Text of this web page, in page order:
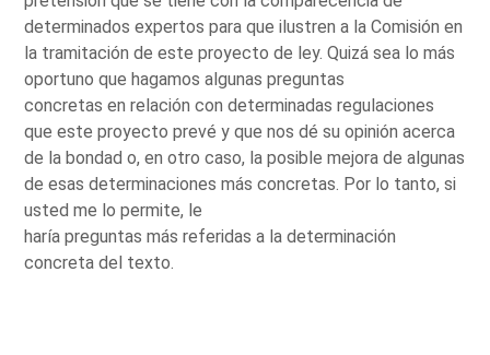
determinados expertos para que ilustren a la Comisión en
la tramitación de este proyecto de ley. Quizá sea lo más
oportuno que hagamos algunas preguntas
concretas en relación con determinadas regulaciones
que este proyecto prevé y que nos dé su opinión acerca
de la bondad o, en otro caso, la posible mejora de algunas
de esas determinaciones más concretas. Por lo tanto, si
usted me lo permite, le
haría preguntas más referidas a la determinación
concreta del texto.